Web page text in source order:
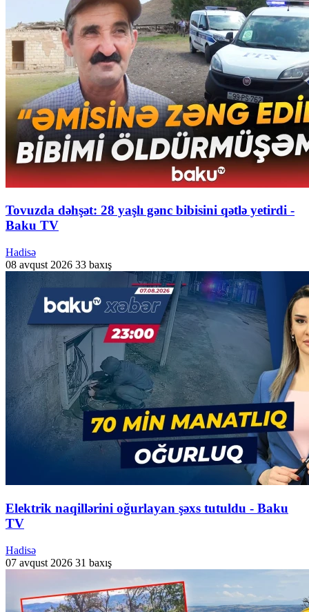
Tovuzda dəhşət: 28 yaşlı gənc bibisini qətlə yetirdi -
Baku TV
Hadisə
08 avqust 2026 33 baxış
Elektrik naqillərini oğurlayan şəxs tutuldu - Baku
TV
Hadisə
07 avqust 2026 31 baxış